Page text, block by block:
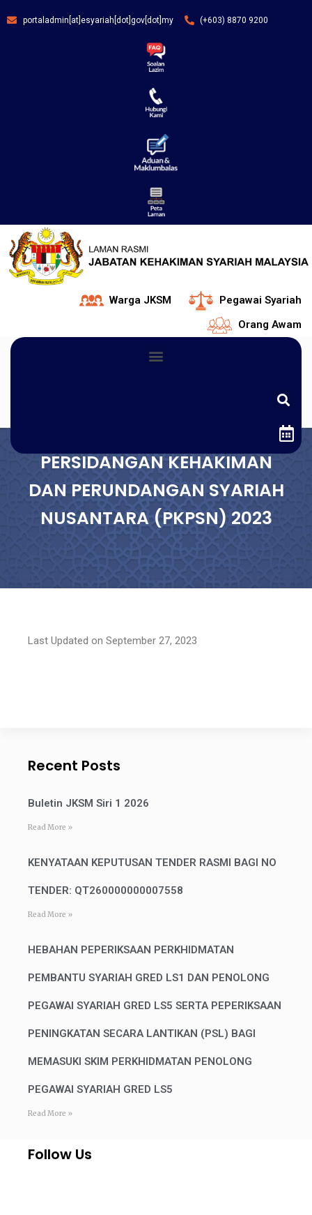
portaladmin[at]esyariah[dot]gov[dot]my (+603) 8870 9200
Warga JKSM
Pegawai Syariah
Orang Awam
PERSIDANGAN KEHAKIMAN
DAN PERUNDANGAN SYARIAH
NUSANTARA (PKPSN) 2023
Last Updated on September 27, 2023
Recent Posts
Buletin JKSM Siri 1 2026
Read More »
KENYATAAN KEPUTUSAN TENDER RASMI BAGI NO
TENDER: QT260000000007558
Read More »
HEBAHAN PEPERIKSAAN PERKHIDMATAN
PEMBANTU SYARIAH GRED LS1 DAN PENOLONG
PEGAWAI SYARIAH GRED LS5 SERTA PEPERIKSAAN
PENINGKATAN SECARA LANTIKAN (PSL) BAGI
MEMASUKI SKIM PERKHIDMATAN PENOLONG
PEGAWAI SYARIAH GRED LS5
Read More »
Follow Us